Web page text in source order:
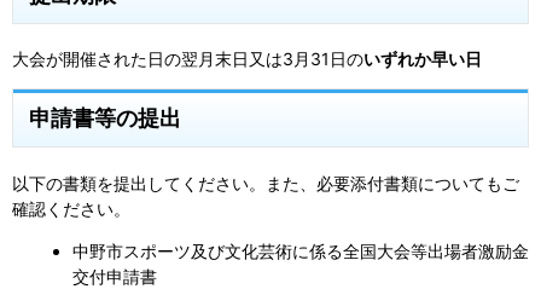
大会が開催された日の翌月末日又は3月31日のいずれか早い日
申請書等の提出
以下の書類を提出してください。また、必要添付書類についてもご
確認ください。
中野市スポーツ及び文化芸術に係る全国大会等出場者激励金
交付申請書